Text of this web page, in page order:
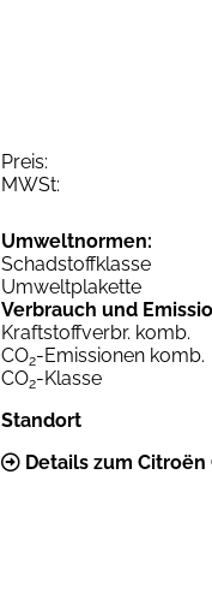
Preis:
MWSt:
Umweltnormen:
Schadstoffklasse
Umweltplakette
Verbrauch und
Kraftstoffverbr. komb.
CO2-Emissionen komb.
CO2-Klasse
Standort
Details zum Citroën